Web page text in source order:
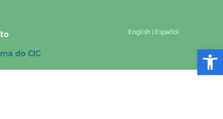
Abrir
English Español